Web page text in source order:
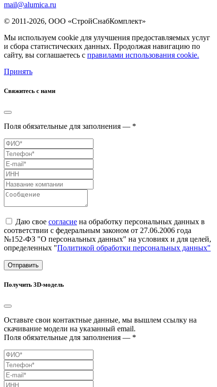
mail@alumica.ru
© 2011-2026, ООО «СтройСнабКомплект»
Мы используем cookie для улучшения предоставляемых услуг
и сбора статистических данных. Продолжая навигацию по
сайту, вы соглашаетесь с правилами использования cookie.
Принять
Свяжитесь с нами
Поля обязательные для заполнения — *
Даю свое согласие на обработку персональных данных в
соответствии с федеральным законом от 27.06.2006 года
№152-ФЗ "О персональных данных" на условиях и для целей,
определенных "Политикой обработки персональных данных"
Отправить
Получить 3D-модель
Оставьте свои контактные данные, мы вышлем ссылку на
скачивание модели на указанный email.
Поля обязательные для заполнения — *